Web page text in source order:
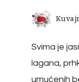
Svima je
lagana,
umućenih